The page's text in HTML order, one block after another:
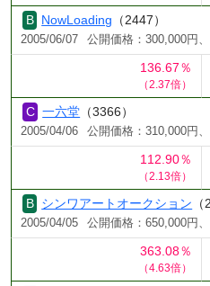
NowLoading （2447）
2005/06/07 公開価格：300,000円
136.67％
（2.37倍）
一六堂 （3366）
2005/04/06 公開価格：310,000円
112.90％
（2.13倍）
シンワアートオークション
2005/04/05 公開価格：650,000円
363.08％
（4.63倍）